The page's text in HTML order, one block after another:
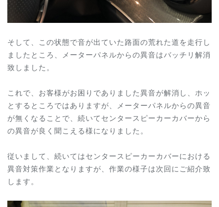
そして、この状態で音が出ていた路面の荒れた道を走行し
ましたところ、メーターパネルからの異音はバッチリ解消
致しました。
これで、お客様がお困りでありました異音が解消し、ホッ
とするところではありますが、メーターパネルからの異音
が無くなることで、続いてセンタースピーカーカバーから
の異音が良く聞こえる様になりました。
従いまして、続いてはセンタースピーカーカバーにおける
異音対策作業となりますが、作業の様子は次回にご紹介致
します。